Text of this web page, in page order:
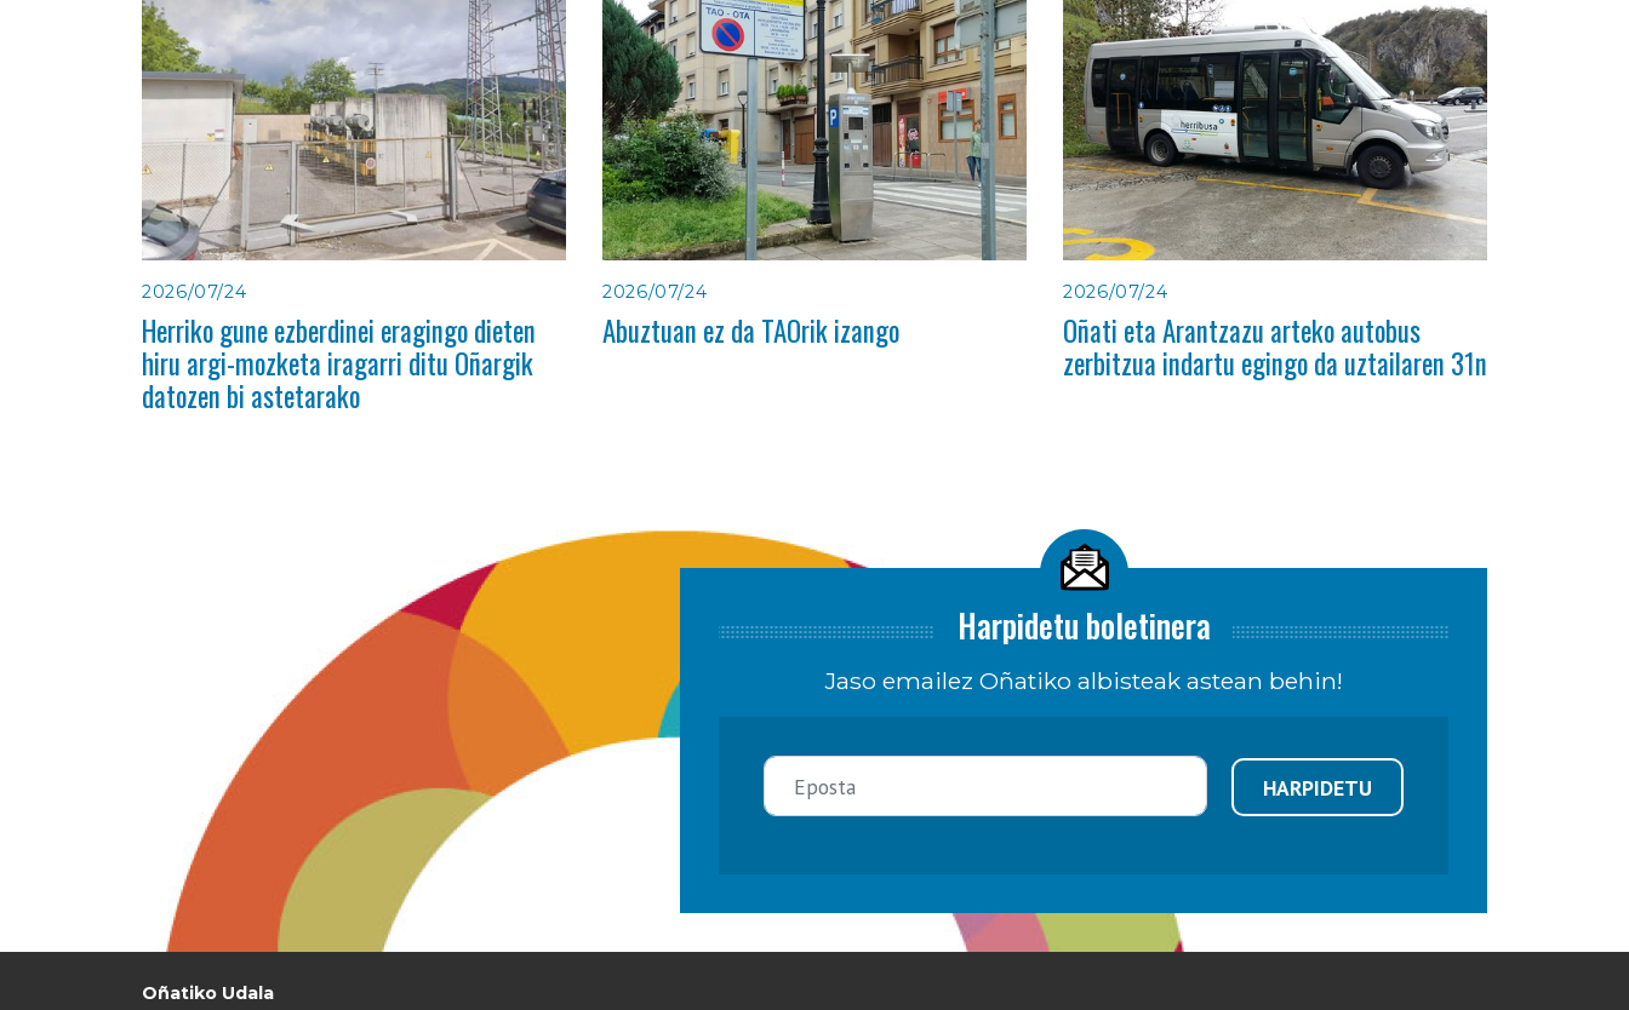
2026/07/24
Herriko gune ezberdinei eragingo dieten
hiru argi-mozketa iragarri ditu Oñargik
datozen bi astetarako
2026/07/24
Abuztuan ez da TAOrik izango
2026/07/24
Oñati eta Arantzazu arteko autobus
zerbitzua indartu egingo da uztailaren 31n
Harpidetu boletinera
Jaso emailez Oñatiko albisteak astean behin!
HARPIDETU
Oñatiko Udala